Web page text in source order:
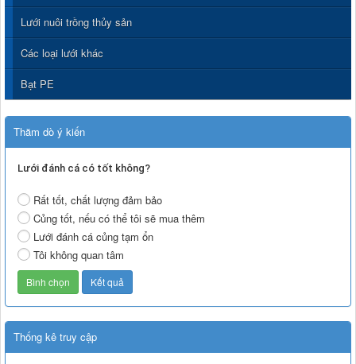
Lưới nuôi trồng thủy sản
Các loại lưới khác
Bạt PE
Thăm dò ý kiến
Lưới đánh cá có tốt không?
Rất tốt, chất lượng đảm bảo
Củng tốt, nếu có thể tôi sẽ mua thêm
Lưới đánh cá củng tạm ổn
Tôi không quan tâm
Thống kê truy cập